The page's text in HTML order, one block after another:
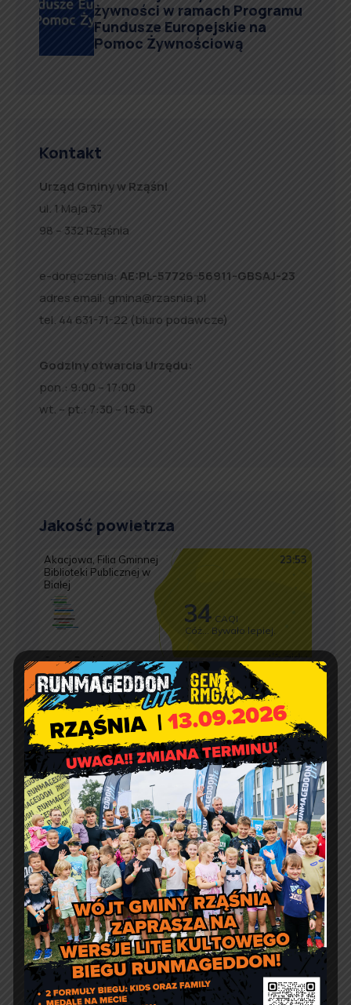
żywności w ramach Programu
Fundusze Europejskie na
Pomoc Żywnościową
Kontakt
Urząd Gminy w Rząśni
ul. 1 Maja 37
98 – 332 Rząśnia
e-doręczenia: AE:PL-57726-56911-GBSAJ-23
adres email: gmina@rzasnia.pl
tel. 44 631-71-22 (biuro podawcze)
Godziny otwarcia Urzędu:
pon.: 9:00 – 17:00
wt. – pt.: 7:30 – 15:30
Jakość powietrza